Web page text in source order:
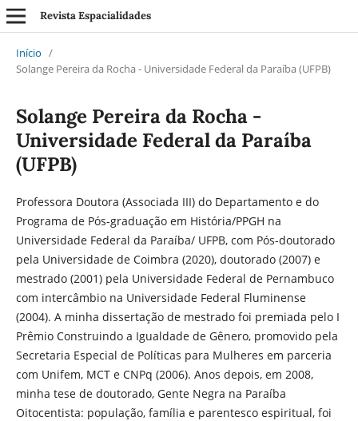
Revista Espacialidades
Início /
Solange Pereira da Rocha - Universidade Federal da Paraíba (UFPB)
Solange Pereira da Rocha -
Universidade Federal da Paraíba
(UFPB)
Professora Doutora (Associada III) do Departamento e do
Programa de Pós-graduação em História/PPGH na
Universidade Federal da Paraíba/ UFPB, com Pós-doutorado
pela Universidade de Coimbra (2020), doutorado (2007) e
mestrado (2001) pela Universidade Federal de Pernambuco
com intercâmbio na Universidade Federal Fluminense
(2004). A minha dissertação de mestrado foi premiada pelo I
Prêmio Construindo a Igualdade de Gênero, promovido pela
Secretaria Especial de Políticas para Mulheres em parceria
com Unifem, MCT e CNPq (2006). Anos depois, em 2008,
minha tese de doutorado, Gente Negra na Paraíba
Oitocentista: população, família e parentesco espiritual, foi